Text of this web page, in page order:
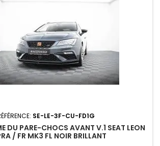
SE-LE-3F-CU-FD1G
DU PARE-CHOCS AVANT V.1 SEAT LEON
/ FR MK3 FL NOIR BRILLANT